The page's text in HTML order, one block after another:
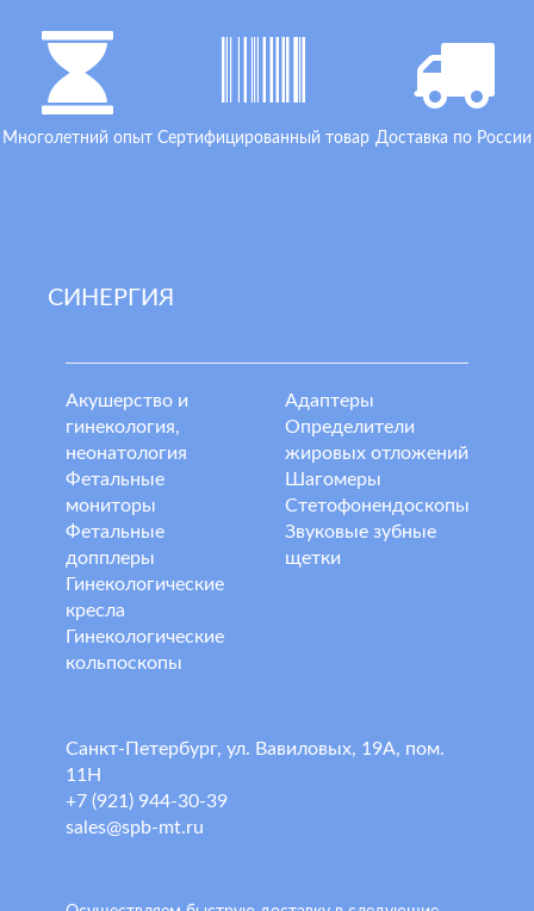
Многолетний опыт Сертифицированный товар Доставка по России
СИНЕРГИЯ
Акушерство и
гинекология,
неонатология
Фетальные
мониторы
Фетальные
допплеры
Гинекологические
кресла
Гинекологические
кольпоскопы
Адаптеры
Определители
жировых отложений
Шагомеры
Стетофонендоскопы
Звуковые зубные
щетки
Санкт-Петербург, ул. Вавиловых, 19А, пом.
11Н
+7 (921) 944-30-39
sales@spb-mt.ru